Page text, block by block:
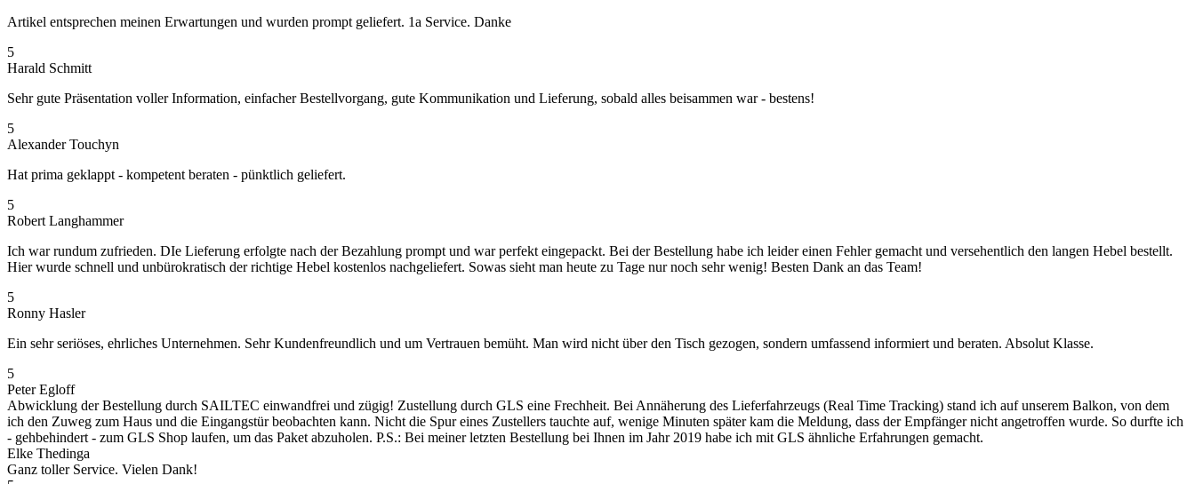
Artikel entsprechen meinen Erwartungen und wurden prompt geliefert. 1a Service. Danke
5
Harald Schmitt
Sehr gute Präsentation voller Information, einfacher Bestellvorgang, gute Kommunikation und Lieferung, sobald alles beisammen war - bestens!
5
Alexander Touchyn
Hat prima geklappt - kompetent beraten - pünktlich geliefert.
5
Robert Langhammer
Ich war rundum zufrieden. DIe Lieferung erfolgte nach der Bezahlung prompt und war perfekt eingepackt. Bei der Bestellung habe ich leider einen Fehler gemacht und versehentlich den langen Hebel bestellt.
Hier wurde schnell und unbürokratisch der richtige Hebel kostenlos nachgeliefert. Sowas sieht man heute zu Tage nur noch sehr wenig! Besten Dank an das Team!
5
Ronny Hasler
Ein sehr seriöses, ehrliches Unternehmen. Sehr Kundenfreundlich und um Vertrauen bemüht. Man wird nicht über den Tisch gezogen, sondern umfassend informiert und beraten. Absolut Klasse.
5
Peter Egloff
Abwicklung der Bestellung durch SAILTEC einwandfrei und zügig! Zustellung durch GLS eine Frechheit. Bei Annäherung des Lieferfahrzeugs (Real Time Tracking) stand ich auf unserem Balkon, von dem
ich den Zuweg zum Haus und die Eingangstür beobachten kann. Nicht die Spur eines Zustellers tauchte auf, wenige Minuten später kam die Meldung, dass der Empfänger nicht angetroffen wurde. So durfte ich
- gehbehindert - zum GLS Shop laufen, um das Paket abzuholen. P.S.: Bei meiner letzten Bestellung bei Ihnen im Jahr 2019 habe ich mit GLS ähnliche Erfahrungen gemacht.
Elke Thedinga
Ganz toller Service. Vielen Dank!